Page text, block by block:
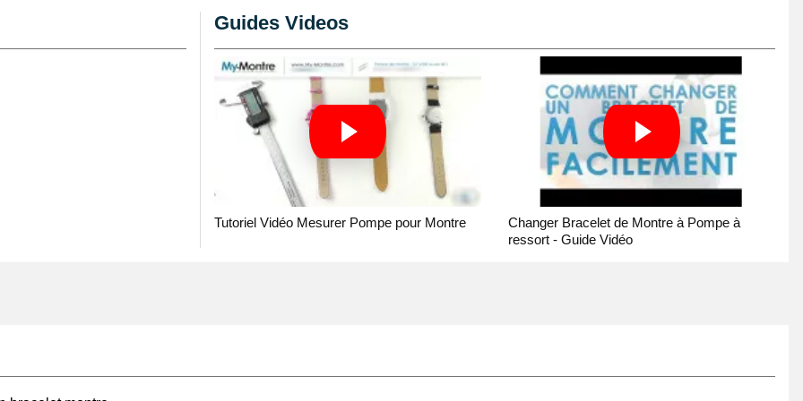
de pose, offrant
un remplacement
sans abîmer le
Guides Videos
Tutoriel Vidéo Mesurer Pompe pour Montre
Changer Bracelet de Montre à Pompe à
ressort - Guide Vidéo